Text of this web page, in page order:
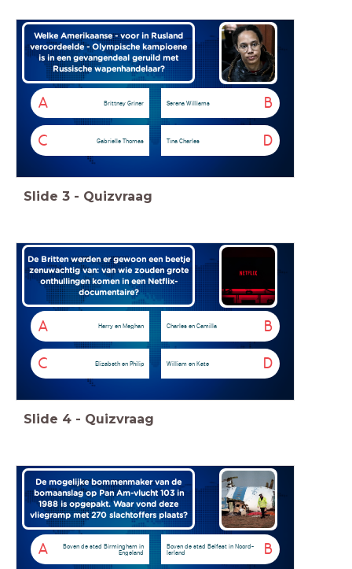
Welke Amerikaanse - voor in Rusland
veroordeelde - Olympische kampioene
is in een gevangendeal geruild met
Russische wapenhandelaar?
A Brittney Griner B
Serena Williams
C Gabrielle Thomas D
Tina Charles
Slide 3 - Quizvraag
De Britten werden er gewoon een beetje
zenuwachtig van: van wie zouden grote
onthullingen komen in een Netflix-
documentaire?
A Harry en Meghan B
Charles en Camilla
C Elizabeth en Philip D
William en Kate
Slide 4 - Quizvraag
De mogelijke bommenmaker van de
bomaanslag op Pan Am-vlucht 103 in
1988 is opgepakt. Waar vond deze
vliegramp met 270 slachtoffers plaats?
A
Boven de stad Birmingham in
Engeland
B
Boven de stad Belfast in Noord-
Ierland